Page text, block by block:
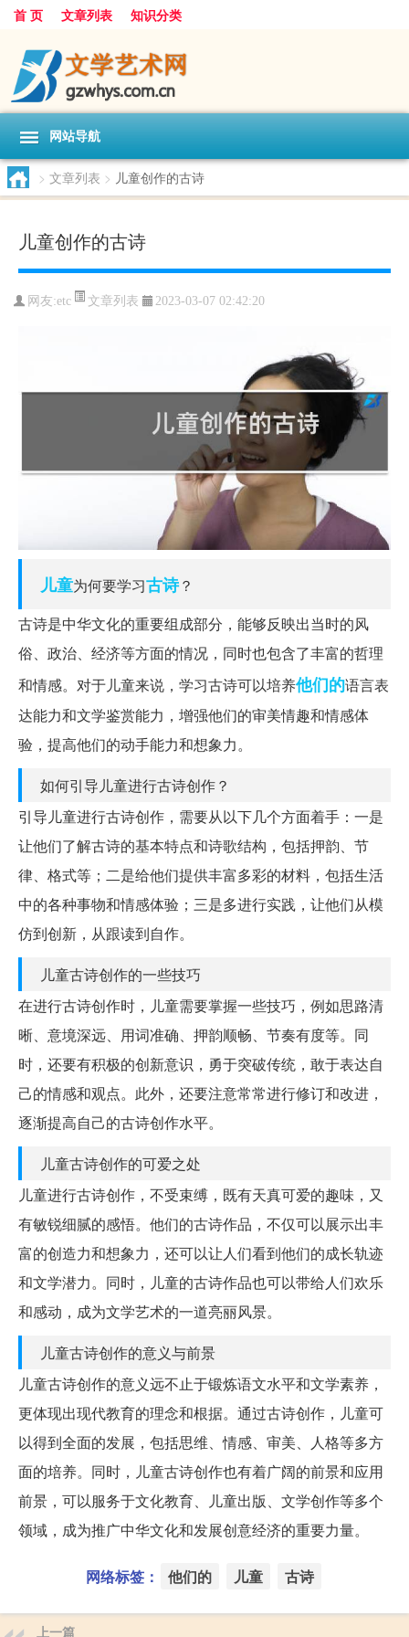
首 页 文章列表 知识分类
网站导航
> 文章列表 > 儿童创作的古诗
儿童创作的古诗
网友:etc 文章列表 2023-03-07 02:42:20
儿童为何要学习古诗？
古诗是中华文化的重要组成部分，能够反映出当时的风
俗、政治、经济等方面的情况，同时也包含了丰富的哲理
和情感。对于儿童来说，学习古诗可以培养他们的语言表
达能力和文学鉴赏能力，增强他们的审美情趣和情感体
验，提高他们的动手能力和想象力。
如何引导儿童进行古诗创作？
引导儿童进行古诗创作，需要从以下几个方面着手：一是
让他们了解古诗的基本特点和诗歌结构，包括押韵、节
律、格式等；二是给他们提供丰富多彩的材料，包括生活
中的各种事物和情感体验；三是多进行实践，让他们从模
仿到创新，从跟读到自作。
儿童古诗创作的一些技巧
在进行古诗创作时，儿童需要掌握一些技巧，例如思路清
晰、意境深远、用词准确、押韵顺畅、节奏有度等。同
时，还要有积极的创新意识，勇于突破传统，敢于表达自
己的情感和观点。此外，还要注意常常进行修订和改进，
逐渐提高自己的古诗创作水平。
儿童古诗创作的可爱之处
儿童进行古诗创作，不受束缚，既有天真可爱的趣味，又
有敏锐细腻的感悟。他们的古诗作品，不仅可以展示出丰
富的创造力和想象力，还可以让人们看到他们的成长轨迹
和文学潜力。同时，儿童的古诗作品也可以带给人们欢乐
和感动，成为文学艺术的一道亮丽风景。
儿童古诗创作的意义与前景
儿童古诗创作的意义远不止于锻炼语文水平和文学素养，
更体现出现代教育的理念和根据。通过古诗创作，儿童可
以得到全面的发展，包括思维、情感、审美、人格等多方
面的培养。同时，儿童古诗创作也有着广阔的前景和应用
前景，可以服务于文化教育、儿童出版、文学创作等多个
领域，成为推广中华文化和发展创意经济的重要力量。
网络标签： 他们的 儿童 古诗
上一篇